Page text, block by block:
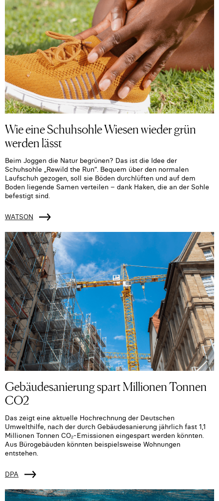
Wie eine Schuhsohle Wiesen wieder grün
werden lässt
Beim Joggen die Natur begrünen? Das ist die Idee der
Schuhsohle „Rewild the Run“. Bequem über den normalen
Laufschuh gezogen, soll sie Böden durchlüften und auf dem
Boden liegende Samen verteilen – dank Haken, die an der Sohle
befestigt sind.
WATSON
Gebäudesanierung spart Millionen Tonnen
CO2
Das zeigt eine aktuelle Hochrechnung der Deutschen
Umwelthilfe, nach der durch Gebäudesanierung jährlich fast 1,1
Millionen Tonnen CO₂-Emissionen eingespart werden könnten.
Aus Bürogebäuden könnten beispielsweise Wohnungen
entstehen.
DPA